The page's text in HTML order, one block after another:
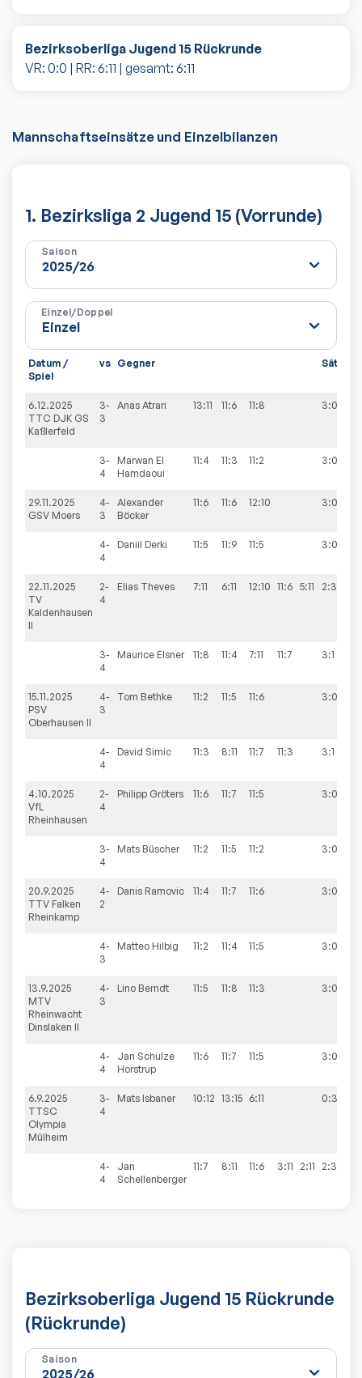
Bezirksoberliga Jugend 15 Rückrunde
VR: 0:0 | RR: 6:11 | gesamt: 6:11
Mannschaftseinsätze und Einzelbilanzen
1. Bezirksliga 2 Jugend 15 (Vorrunde)
Saison
Einzel/Doppel
Datum /
Spiel
vs Gegner Sätze
6.12.2025
TTC DJK GS
Kaßlerfeld
3-
3
Anas Atrari 13:11 11:6 11:8 3:0
3-
4
Marwan El
Hamdaoui
11:4 11:3 11:2 3:0
29.11.2025
GSV Moers
4-
3
Alexander
Böcker
11:6 11:6 12:10 3:0
4-
4
Daniil Derki 11:5 11:9 11:5 3:0
22.11.2025
TV
Kaldenhausen
II
2-
4
Elias Theves 7:11 6:11 12:10 11:6 5:11 2:3
3-
4
Maurice Elsner 11:8 11:4 7:11 11:7 3:1
15.11.2025
PSV
Oberhausen II
4-
3
Tom Bethke 11:2 11:5 11:6 3:0
4-
4
David Simic 11:3 8:11 11:7 11:3 3:1
4.10.2025
VfL
Rheinhausen
2-
4
Philipp Gröters 11:6 11:7 11:5 3:0
3-
4
Mats Büscher 11:2 11:5 11:2 3:0
20.9.2025
TTV Falken
Rheinkamp
4-
2
Danis Ramovic 11:4 11:7 11:6 3:0
4-
3
Matteo Hilbig 11:2 11:4 11:5 3:0
13.9.2025
MTV
Rheinwacht
Dinslaken II
4-
3
Lino Berndt 11:5 11:8 11:3 3:0
4-
4
Jan Schulze
Horstrup
11:6 11:7 11:5 3:0
6.9.2025
TTSC
Olympia
Mülheim
3-
4
Mats Isbaner 10:12 13:15 6:11 0:3
4-
4
Jan
Schellenberger
11:7 8:11 11:6 3:11 2:11 2:3
Bezirksoberliga Jugend 15 Rückrunde
(Rückrunde)
Saison